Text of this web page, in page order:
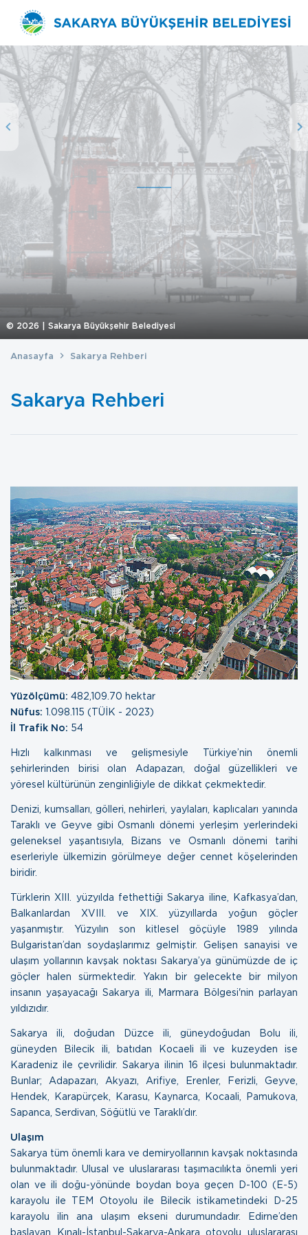
© 2026 | Sakarya Büyükşehir Belediyesi
Anasayfa Sakarya Rehberi
Sakarya Rehberi
Yüzölçümü: 482,109.70 hektar
Nüfus: 1.098.115 (TÜİK - 2023)
İl Trafik No: 54
Hızlı kalkınması ve gelişmesiyle Türkiye’nin önemli
şehirlerinden birisi olan Adapazarı, doğal güzellikleri ve
yöresel kültürünün zenginliğiyle de dikkat çekmektedir.
Denizi, kumsalları, gölleri, nehirleri, yaylaları, kaplıcaları yanında
Taraklı ve Geyve gibi Osmanlı dönemi yerleşim yerlerindeki
geleneksel yaşantısıyla, Bizans ve Osmanlı dönemi tarihi
eserleriyle ülkemizin görülmeye değer cennet köşelerinden
biridir.
Türklerin XIII. yüzyılda fethettiği Sakarya iline, Kafkasya’dan,
Balkanlardan XVIII. ve XIX. yüzyıllarda yoğun göçler
yaşanmıştır. Yüzyılın son kitlesel göçüyle 1989 yılında
Bulgaristan’dan soydaşlarımız gelmiştir. Gelişen sanayisi ve
ulaşım yollarının kavşak noktası Sakarya’ya günümüzde de iç
göçler halen sürmektedir. Yakın bir gelecekte bir milyon
insanın yaşayacağı Sakarya ili, Marmara Bölgesi'nin parlayan
yıldızıdır.
Sakarya ili, doğudan Düzce ili, güneydoğudan Bolu ili,
güneyden Bilecik ili, batıdan Kocaeli ili ve kuzeyden ise
Karadeniz ile çevrilidir. Sakarya ilinin 16 ilçesi bulunmaktadır.
Bunlar; Adapazarı, Akyazı, Arifiye, Erenler, Ferizli, Geyve,
Hendek, Karapürçek, Karasu, Kaynarca, Kocaali, Pamukova,
Sapanca, Serdivan, Söğütlü ve Taraklı’dır.
Ulaşım
Sakarya tüm önemli kara ve demiryollarının kavşak noktasında
bulunmaktadır. Ulusal ve uluslararası taşımacılıkta önemli yeri
olan ve ili doğu-yönünde boydan boya geçen D-100 (E-5)
karayolu ile TEM Otoyolu ile Bilecik istikametindeki D-25
karayolu ilin ana ulaşım ekseni durumundadır. Edirne’den
başlayan Kınalı-İstanbul-Sakarya-Ankara otoyolu uluslararası